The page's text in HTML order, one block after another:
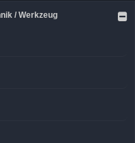
/ Werkzeug